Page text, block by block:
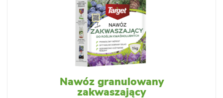
Nawóz granulowany
zakwaszający